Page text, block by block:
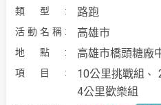
路跑
高雄市
高雄市橋頭糖廠
10公里挑戰組
4公里歡樂組